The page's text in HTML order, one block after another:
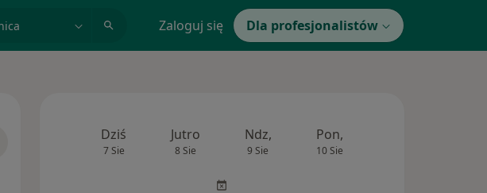
Zaloguj się Dla profesjonalistów
Dziś
7 Sie
Jutro
8 Sie
Ndz,
9 Sie
Pon,
10 Sie